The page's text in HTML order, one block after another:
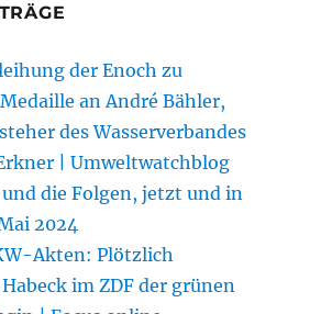
der Enoch zu
an André Bähler,
des Wasserverbandes
| Umweltwatchblog
die Folgen, jetzt und in
2024
Akten: Plötzlich
im ZDF der grünen